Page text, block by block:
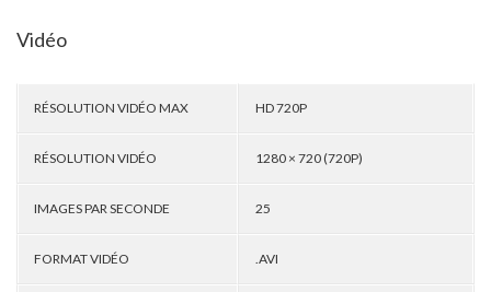
Vidéo
RÉSOLUTION VIDÉO MAX HD 720P
RÉSOLUTION VIDÉO 1280 × 720 (720P)
IMAGES PAR SECONDE 25
FORMAT VIDÉO .AVI